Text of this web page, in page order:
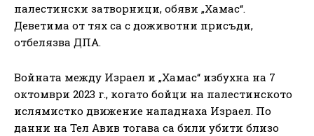
палестински затворници, обяви „Хамас“.
Деветима от тях са с доживотни присъди,
отбелязва ДПА.
Войната между Израел и „Хамас“ избухна на 7
октомври 2023 г., когато бойци на палестинското
ислямистко движение нападнаха Израел. По
данни на Тел Авив тогава са били убити близо